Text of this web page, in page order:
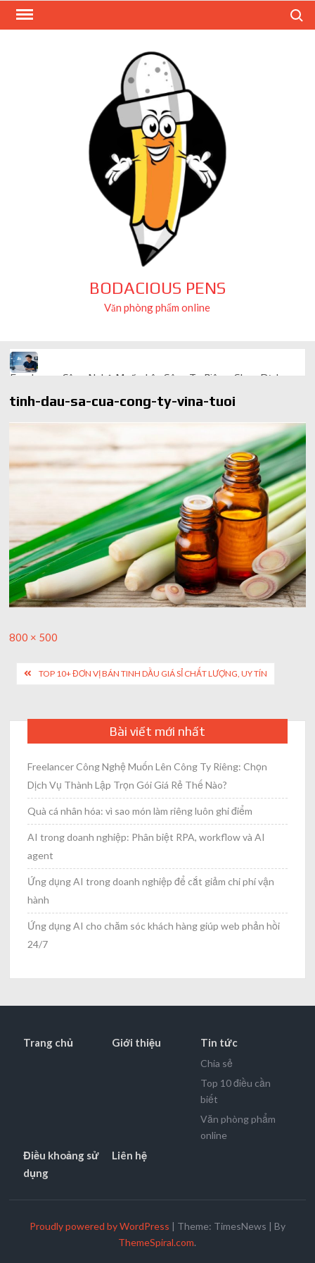
Skip
BODACIOUS PENS
Văn phòng phẩm online
Freelancer Công Nghệ Muốn Lên Công Ty Riêng: Chọn Dịch
Quà cá nhân hóa: vì sao món làm riêng luôn ghi điểm
AI trong doanh nghiệp: Phân biệt RPA, workflow và AI agent
Ứng dụng AI trong doanh nghiệp để cắt giảm chi phí vận hành
Ứng dụng AI cho chăm sóc khách hàng giúp web phản hồi
24/7
AI agent cho doanh nghiệp khác chatbot truyền thống ra sao
tinh-dau-sa-cua-cong-ty-vina-tuoi
Full
800 × 500
PostTOP 10+ ĐƠN VỊ BÁN TINH DẦU GIÁ SỈ CHẤT LƯỢNG, UY TÍN
Bài viết mới nhất
Freelancer Công Nghệ Muốn Lên Công Ty Riêng: Chọn
Dịch Vụ Thành Lập Trọn Gói Giá Rẻ Thế Nào?
Quà cá nhân hóa: vì sao món làm riêng luôn ghi điểm
AI trong doanh nghiệp: Phân biệt RPA, workflow và AI
agent
Ứng dụng AI trong doanh nghiệp để cắt giảm chi phí vận
hành
Ứng dụng AI cho chăm sóc khách hàng giúp web phản hồi
24/7
Trang chủ Giới thiệu Tin tức
Chia sẻ
Top 10 điều cần
biết
Văn phòng phẩm
online
Điều khoảng sử
dụng
Liên hệ
Proudly powered by WordPress | Theme: TimesNews | By
ThemeSpiral.com.